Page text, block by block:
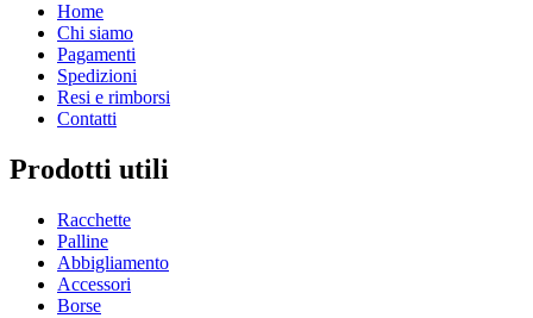
Home
Chi siamo
Pagamenti
Spedizioni
Resi e rimborsi
Contatti
Prodotti utili
Racchette
Palline
Abbigliamento
Accessori
Borse